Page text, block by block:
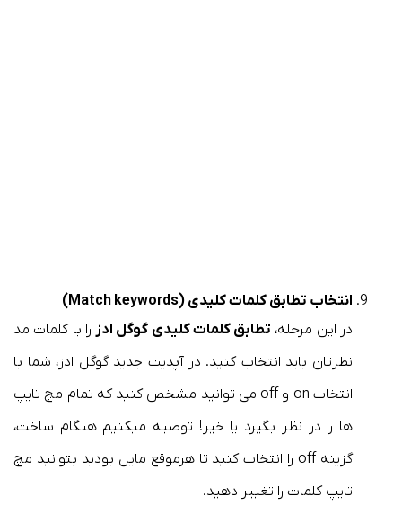
انتخاب تطابق کلمات کلیدی (Match keywords)
در این مرحله، تطابق کلمات کلیدی گوگل ادز را با کلمات مد
نظرتان باید انتخاب کنید. در آپدیت جدید گوگل ادز، شما با
انتخاب on و off می توانید مشخص کنید که تمام مچ تایپ
ها را در نظر بگیرد یا خیر! توصیه میکنیم هنگام ساخت،
گزینه off را انتخاب کنید تا هرموقع مایل بودید بتوانید مچ
تایپ کلمات را تغییر دهید.